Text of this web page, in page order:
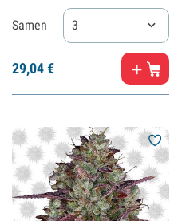
Samen 3
29,04€